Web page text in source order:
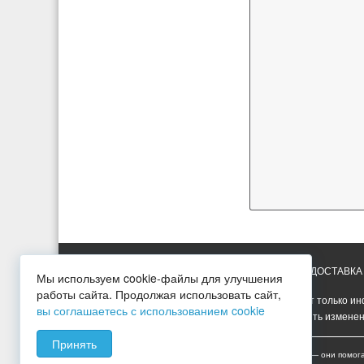
Вся представленная на сайте информация носит только
Опубликованная на сайте информация может быть
Мы используем cookies для сбора пользовательских данных — они
Мы используем cookie-файлы для улучшения
работы сайта. Продолжая использовать сайт,
вы соглашаетесь с использованием cookie
Принять